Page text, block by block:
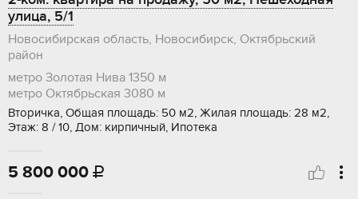
улица, 5/1
Новосибирская область, Новосибирск, Октябрьский
район
метро Золотая Нива 1350 м
метро Октябрьская 3080 м
Вторичка, Общая площадь: 50 м2, Жилая площадь: 28 м2,
Этаж: 8 / 10, Дом: кирпичный, Ипотека
5 800 000 